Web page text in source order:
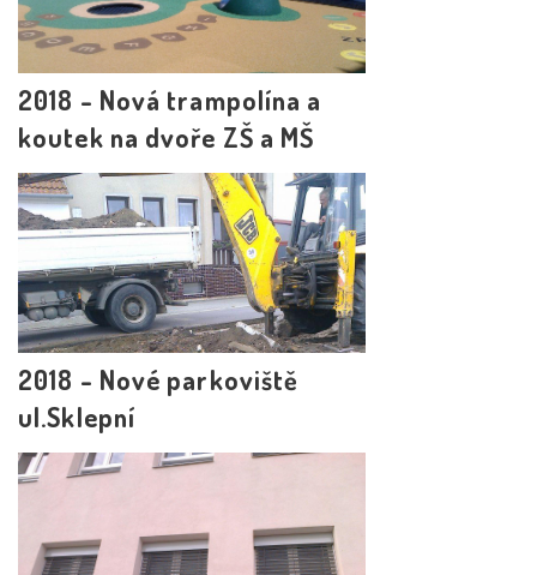
2018 - Nová trampolína a
koutek na dvoře ZŠ a MŠ
2018 - Nové parkoviště
ul.Sklepní